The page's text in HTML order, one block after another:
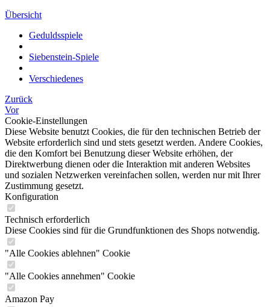
Übersicht
Geduldsspiele
Siebenstein-Spiele
Verschiedenes
Zurück
Vor
Cookie-Einstellungen
Diese Website benutzt Cookies, die für den technischen Betrieb der
Website erforderlich sind und stets gesetzt werden. Andere Cookies,
die den Komfort bei Benutzung dieser Website erhöhen, der
Direktwerbung dienen oder die Interaktion mit anderen Websites
und sozialen Netzwerken vereinfachen sollen, werden nur mit Ihrer
Zustimmung gesetzt.
Konfiguration
Technisch erforderlich
Diese Cookies sind für die Grundfunktionen des Shops notwendig.
"Alle Cookies ablehnen" Cookie
"Alle Cookies annehmen" Cookie
Amazon Pay